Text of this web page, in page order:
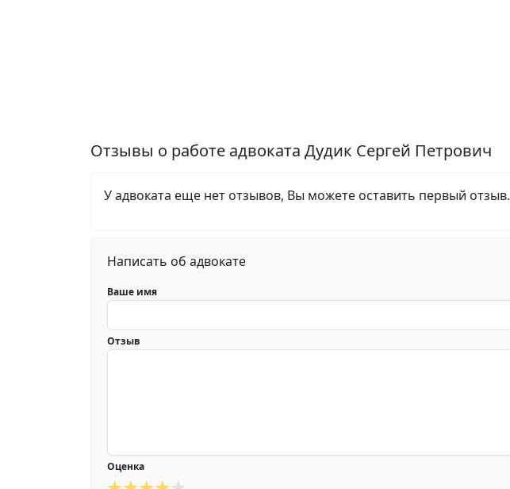
Отзывы о работе адвоката Дудик Сергей Петрович
У адвоката еще нет отзывов, Вы можете оставить первый отзыв.
Написать об адвокате
Ваше имя
Отзыв
Оценка